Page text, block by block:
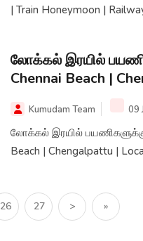
| Train Honeymoon |
லோக்கல் இரயில்
Chennai Beach |
Kumudam Team 09
லோக்கல் இரயில் பயணிகளுக்கு
Beach | Chengalpattu |
26 27 > »